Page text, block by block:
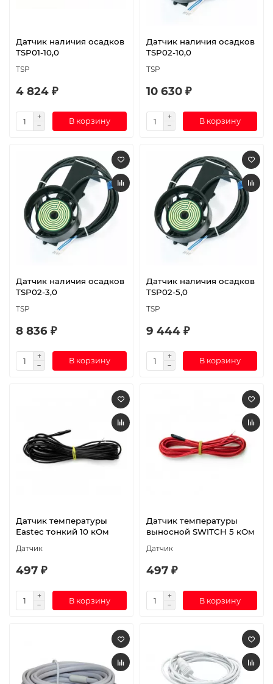
Датчик наличия осадков
TSP01-10,0
TSP
4 824 ₽
В корзину
Датчик наличия осадков
TSP02-10,0
TSP
10 630 ₽
В корзину
Датчик наличия осадков
TSP02-3,0
TSP
8 836 ₽
В корзину
Датчик наличия осадков
TSP02-5,0
TSP
9 444 ₽
В корзину
Датчик температуры
Eastec тонкий 10 кОм
Датчик
497 ₽
В корзину
Датчик температуры
выносной SWITCH 5 кОм
Датчик
497 ₽
В корзину